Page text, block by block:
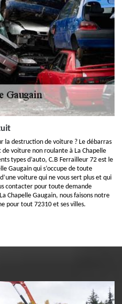
la destruction de voiture ? Le débarras
de voiture non roulante à La Chapelle
types d’auto, C.B Ferrailleur 72 est le
Gaugain qui s’occupe de toute
voiture qui ne vous sert plus et qui
contacter pour toute demande
Chapelle Gaugain, nous faisons notre
pour tout 72310 et ses villes.